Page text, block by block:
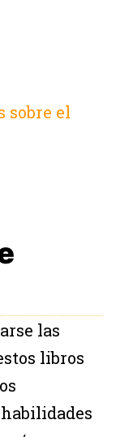
sobre el
las
libros